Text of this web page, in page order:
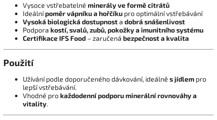
Vysoce vstřebatelné minerály ve formě citrátů
Ideálnípoměr vápníku a hořčíku pro optimální vstřebávání
Vysoká biologická dostupnosta dobrá snášenlivost
Podpora kostí, svalů, zubů, pokožky a imunitního systému
Certifikace IFS Food – zaručená bezpečnost a kvalita
Použití
Užívání podle doporučeného dávkování, ideálně s jídlem pro
lepší vstřebávání.
Vhodné prokaždodenní podporu minerální rovnováhy a
vitality.